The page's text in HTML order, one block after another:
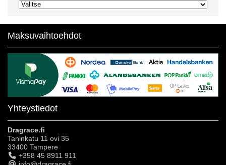
Maksuvaihtoehdot
Yhteystiedot
Dragrace.fi
Taninkatu 11 ovi 35
33400 Tampere
+358 45 8911 911